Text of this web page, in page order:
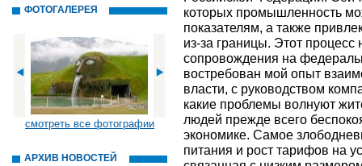
ФОТОГАЛЕРЕЯ
смотреть все фотографии
АРХИВ НОВОСТЕЙ
которых промышленность
показателям, а также
из­-за границы. Этот
сопровождения на
востребован мой опыт
власти, с руководством
какие проблемы волнуют
людей прежде всего
экономике. Самое
питания и рост тарифов на